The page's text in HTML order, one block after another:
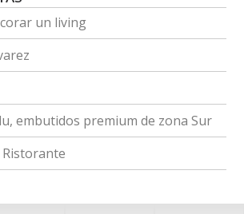
un living
embutidos premium de zona Sur